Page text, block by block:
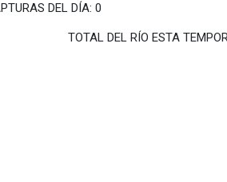
DEL DÍA: 0